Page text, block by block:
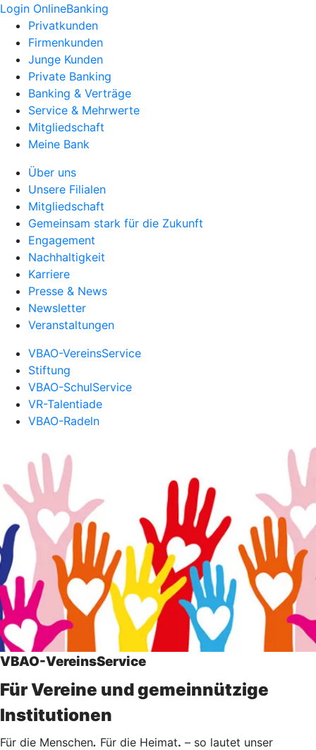
Login OnlineBanking
Privatkunden
Firmenkunden
Junge Kunden
Private Banking
Banking & Verträge
Service & Mehrwerte
Mitgliedschaft
Meine Bank
Über uns
Unsere Filialen
Mitgliedschaft
Gemeinsam stark für die Zukunft
Engagement
Nachhaltigkeit
Karriere
Presse & News
Newsletter
Veranstaltungen
VBAO-VereinsService
Stiftung
VBAO-SchulService
VR-Talentiade
VBAO-Radeln
VBAO-VereinsService
Für Vereine und gemeinnützige
Institutionen
Für die Menschen. Für die Heimat. – so lautet unser